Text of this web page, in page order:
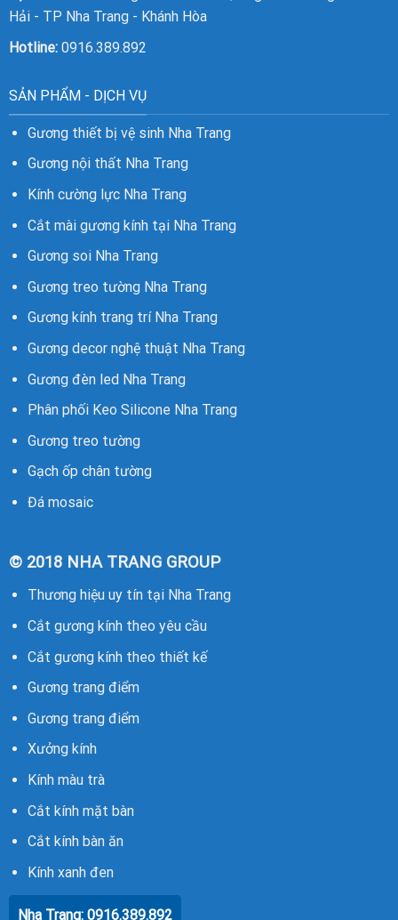
Hải - TP Nha Trang - Khánh Hòa
Hotline: 0916.389.892
SẢN PHẨM - DỊCH VỤ
Gương thiết bị vệ sinh Nha Trang
Gương nội thất Nha Trang
Kính cường lực Nha Trang
Cắt mài gương kính tại Nha Trang
Gương soi Nha Trang
Gương treo tường Nha Trang
Gương kính trang trí Nha Trang
Gương decor nghệ thuật Nha Trang
Gương đèn led Nha Trang
Phân phối Keo Silicone Nha Trang
Gương treo tường
Gạch ốp chân tường
Đá mosaic
© 2018 NHA TRANG GROUP
Thương hiệu uy tín tại Nha Trang
Cắt gương kínhtheo yêu cầu
Cắt gương kínhtheo thiết kế
Gương trang điểm
Gương trang điểm
Xưởng kính
Kính màu trà
Cắt kính mặt bàn
Cắt kính bàn ăn
Kính xanh đen
Nha Trang: 0916.389.892
Nha Trang: 0916.389.892